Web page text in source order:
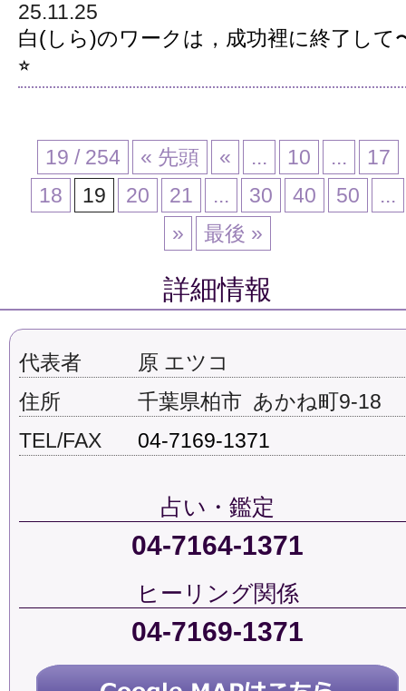
25.11.25
白(しら)のワークは，成功裡に終了して
⭐︎
19 / 254 « 先頭 « ... 10 ...
17
18
19 20 21 ... 30 40 50
...
»
最後 »
詳細情報
代表者
原 エツコ
住所
千葉県柏市 あかね町9-18
TEL/FAX
04-7169-1371
占い・鑑定
04-7164-1371
ヒーリング関係
04-7169-1371